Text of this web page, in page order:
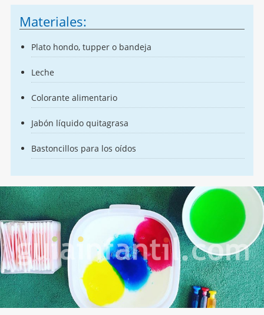
Materiales:
Plato hondo, tupper o bandeja
Leche
Colorante alimentario
Jabón líquido quitagrasa
Bastoncillos para los oídos